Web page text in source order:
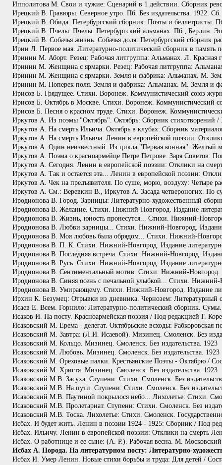
Ипполитова М. Свои и чужие: Сценарий в 1 действии. Сборник
Ирецкий В. Гравюры. Северное утро. Пб. Без издательства. 1922.
Ирецкий В. Обида. Петербургский сборник: Поэты и беллетристы.
Ирецкий В. Пчелы. Пчелы: Петербургский альманах. Пб.; Берлин.
Ирецкий В. Собачья жизнь. Собачья доля: Петербургский сборник
Ирин Л. Первое мая. Литературно-политический сборник в память
Иринин М. Аборт. Резец: Рабочая литгруппа: Альманах. Л. Красная
Иринин М. Женщина с ярмарки. Резец: Рабочая литгруппа:
Иринин М. Женщина с ярмарки. Земля и фабрика: Альманах. М.
Иринин М. Поперек поля. Земля и фабрика: Альманах. М. Земля и
Ирисов Б. Грядущее. Стихи. Воронеж. Коммунистический союз
Ирисов Б. Октябрь в Москве. Стихи. Воронеж. Коммунистический
Ирисов Б. Песня о красном труде. Стихи. Воронеж.
Иркутов А. Из поэмы "Октябрь". Октябрь: Сборник стихотворений /
Иркутов А. На смерть Ильича. Октябрь в клубах: Сборник
Иркутов А. На смерть Ильича. Ленин в европейской поэзии:
Иркутов А. Один неизвестный: Из цикла "Первая конная". Желтый
Иркутов А. Поэма о красноармейце Петре Петрове. Заря Советов:
Иркутов А. Сегодня. Ленин в европейской поэзии: Отклики на
Иркутов А. Так и остается эта... Ленин в европейской поэзии:
Иркутов А. Чек на предъявителя. По суше, морю, воздуху: Четыре
Иркутов А. См.: Веревкин В., Иркутов А. Засада четвероногих. По
Иродионова В. Город. Зарницы: Литературно-художественный
Иродионова В. Желание. Стихи. Нижний-Новгород. Издание
Иродионова В. Жизнь, юность пронесутся... Стихи. Нижний-
Иродионова В. Любви зарницы... Стихи. Нижний-Новгород. Издание
Иродионова В. Моя любовь была обрядом... Стихи. Нижний-
Иродионова В. П. К. Стихи. Нижний-Новгород. Издание
Иродионова В. Последняя встреча. Стихи. Нижний-Новгород.
Иродионова В. Русь. Стихи. Нижний-Новгород. Издание
Иродионова В. Сентиментальный мотив. Стихи. Нижний-Новгород.
Иродионова В. Синяя осень с печальной улыбкой... Стихи. Нижний-
Иродионова В. Умирающему. Стихи. Нижний-Новгород. Издание
Ирхин К. Безумец: Отрывки из дневника. Чернозем:
Исаев Е. Всем. Горнило: Литературно-политический сборник.
Исаков И. На посту. Красноармейская поэзия / Под редакцией Г.
Исаковский М. Ерема - делегат. Октябрьские всходы:
Исаковский М. Завтра: (Л.И. Исаевой). Мизинец. Смоленск. Без
Исаковский М. Кольцо. Мизинец. Смоленск. Без издательства. 1923
Исаковский М. Любовь. Мизинец. Смоленск. Без издательства. 1923
Исаковский М. Ореховые палки. Крестьянские Поэты - Октябрю /
Исаковский М. Христя. Мизинец. Смоленск. Без издательства. 1923
Исаковский М.В. Засуха. Ступени: Стихи. Смоленск. Без
Исаковский М.В. На пути. Ступени: Стихи. Смоленск. Без
Исаковский М.В. Паутиной покрылося небо... Лихолетье: Стихи.
Исаковский М.В. Пролетариат. Ступени: Стихи. Смоленск. Без
Исаковский М.В. Тоска. Лихолетье: Стихи. Смоленск.
Исбах. И будет жить. Ленин в поэзии 1924 - 1925: Сборник / Под
Исбах. Ильичу. Ленин в европейской поэзии: Отклики на смерть
Исбах. О работнице и ее сыне: (А. Р.). Рабочая весна. М.
Исбах А. Порода. На литературном посту: Литературно-
Исбах И. Умер Ленин. Новые стихи борьбы и труда: Для детей /